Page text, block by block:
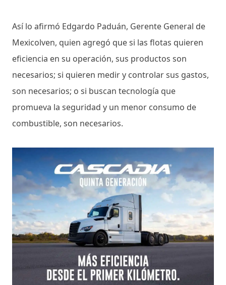
Así lo afirmó Edgardo Paduán, Gerente General de
Mexicolven, quien agregó que si las flotas quieren
eficiencia en su operación, sus productos son
necesarios; si quieren medir y controlar sus gastos,
son necesarios; o si buscan tecnología que
promueva la seguridad y un menor consumo de
combustible, son necesarios.